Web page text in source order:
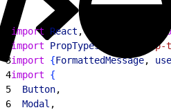
import React ,
import PropTypes
'prop-
3import {FormattedMessage,
4import
{
5
  Button
,
6
  Modal
,